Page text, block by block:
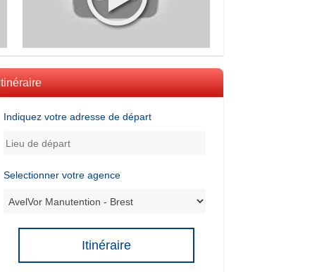
Itinéraire
Indiquez votre adresse de départ
Selectionner votre agence
Itinéraire